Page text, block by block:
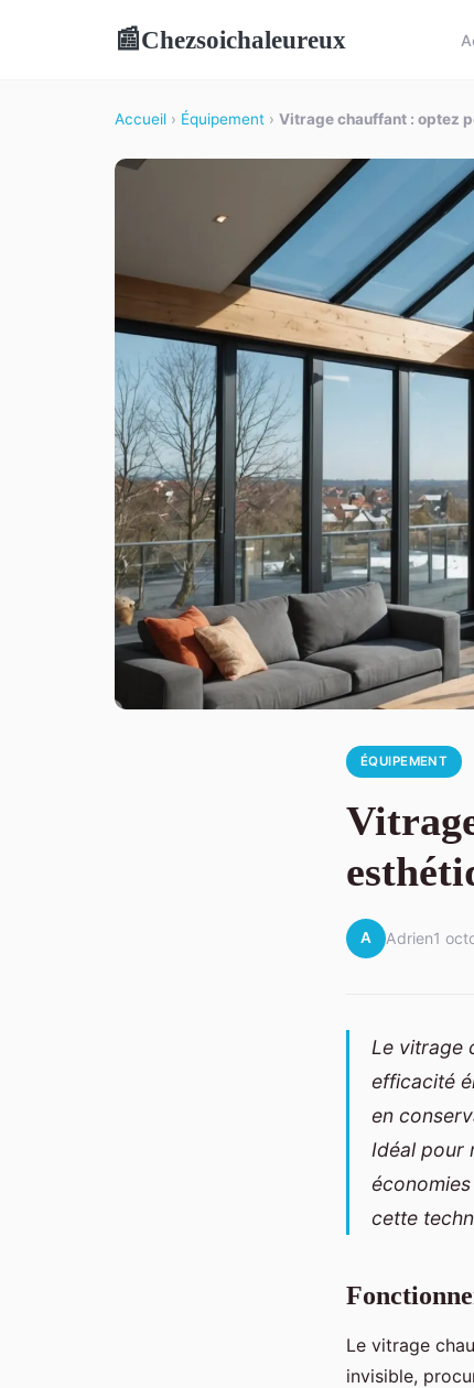
📰Chezsoichaleureux
Accueil › Équipement › Vitrage chauffant : optez
ÉQUIPEMENT
A Adrien1
Le vitrage
efficacité
en
Idéal pour
cette
Le vitrage
invisible,